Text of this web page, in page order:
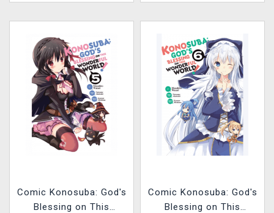
Comic Konosuba: God's
Blessing on This
Comic Konosuba: God's
Blessing on This